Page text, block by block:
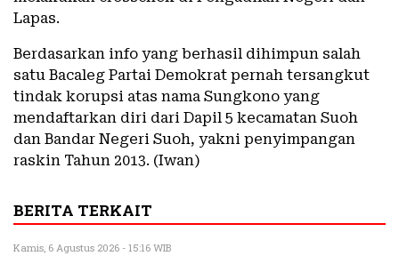
Lapas.
Berdasarkan info yang berhasil dihimpun salah
satu Bacaleg Partai Demokrat pernah tersangkut
tindak korupsi atas nama Sungkono yang
mendaftarkan diri dari Dapil 5 kecamatan Suoh
dan Bandar Negeri Suoh, yakni penyimpangan
raskin Tahun 2013. (Iwan)
BERITA TERKAIT
Kamis, 6 Agustus 2026 - 15:16 WIB